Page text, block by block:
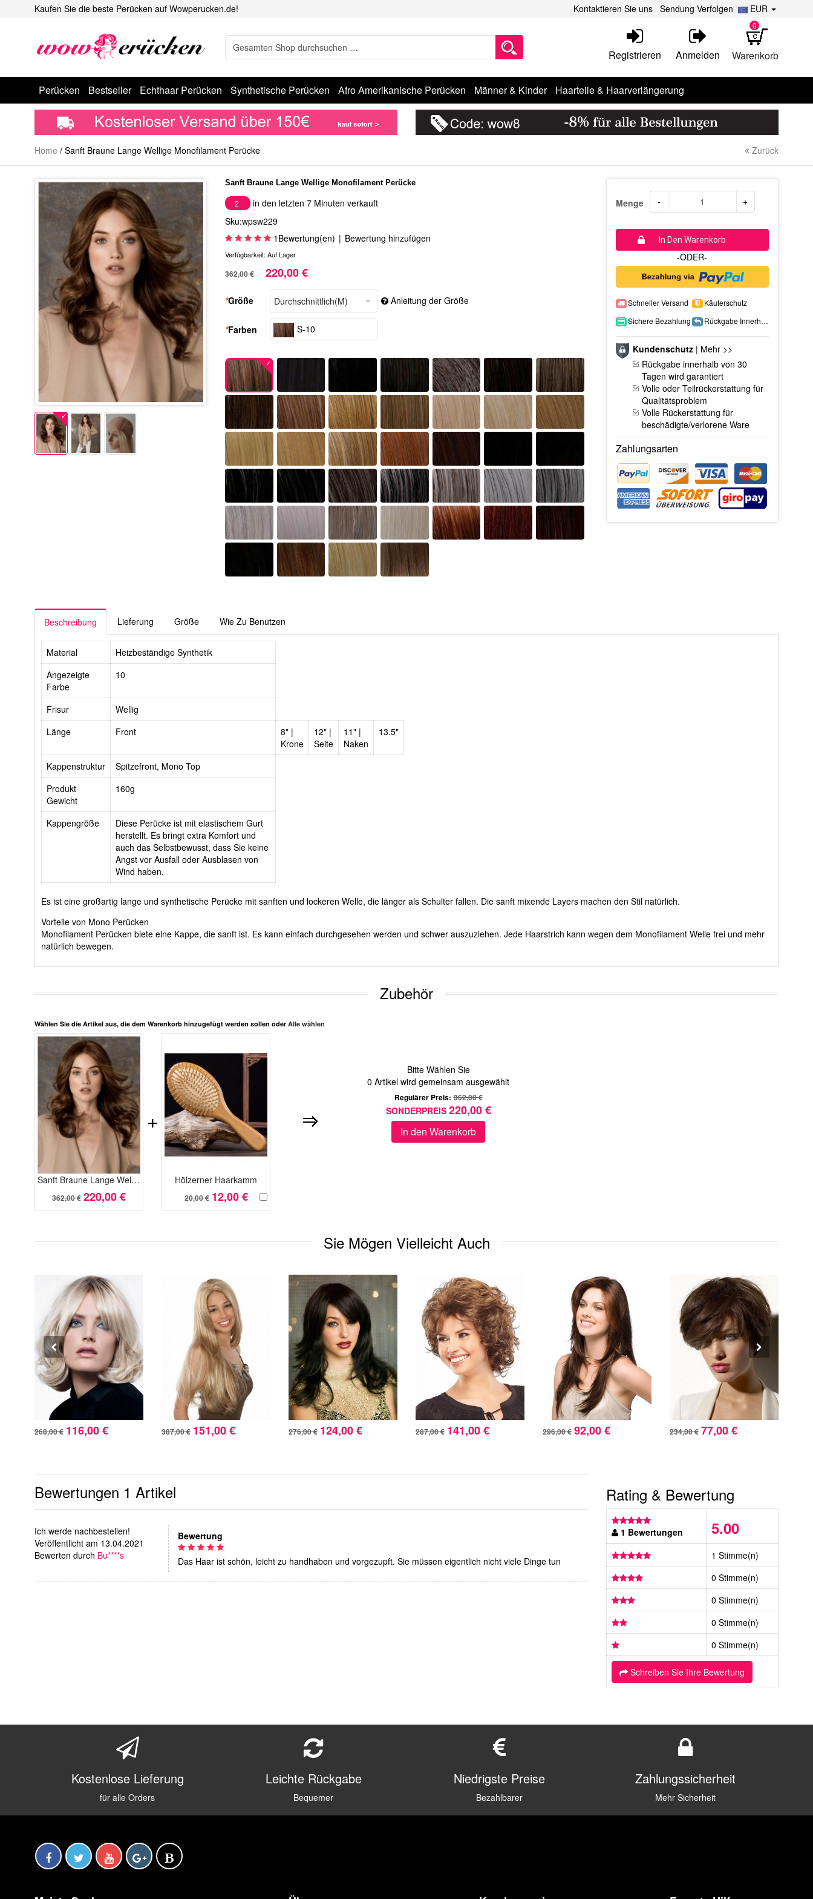
Kaufen Sie die beste Perücken auf Wowperucken.de! EUR
Kontaktieren Sie uns Sendung Verfolgen
Warenkorb
0
Registrieren Anmelden
Perücken Bestseller Echthaar Perücken Synthetische Perücken Afro Amerikanische Perücken Männer & Kinder Haarteile & Haarverlängerung
Home / Sanft Braune Lange Wellige Monofilament Perücke Zurück
Sanft Braune Lange Wellige Monofilament Perücke
2
in den letzten 7 Minuten verkauft
Sku:wpsw229
1 Bewertung(en) | Bewertung hinzufügen
Verfügbarkeit: Auf Lager
362,00 € 220,00 €
*Größe Anleitung der Größe
*Farben S-10
Menge - +
In Den Warenkorb
-ODER-
Schneller Versand
Käuferschutz
Sichere Bezahlung
Rückgabe Innerhalb 15 Tage
Kundenschutz| Mehr >>
Rückgabe innerhalb von 30
Tagen wird garantiert
Volle oder Teilrückerstattung für
Qualitätsproblem
Volle Rückerstattung für
beschädigte/verlorene Ware
Zahlungsarten
Beschreibung Lieferung Größe Wie Zu Benutzen
Material
Heizbeständige Synthetik
Angezeigte
Farbe
10
Frisur
Wellig
Länge
Front
8" |
Krone
12" |
Seite
11" |
Naken
13.5"
Kappenstruktur
Spitzefront, Mono Top
Produkt
Gewicht
160g
Kappengröße
Diese Perücke ist mit elastischem Gurt
herstellt. Es bringt extra Komfort und
auch das Selbstbewusst, dass Sie keine
Angst vor Ausfall oder Ausblasen von
Wind haben.
Es ist eine großartig lange und synthetische Perücke mit sanften und lockeren Welle, die länger als Schulter fallen. Die sanft mixende Layers machen den Stil natürlich.
Vorteile von Mono Perücken
Monofilament Perücken biete eine Kappe, die sanft ist. Es kann einfach durchgesehen werden und schwer auszuziehen. Jede Haarstrich kann wegen dem Monofilament Welle frei und mehr
natürlich bewegen.
Zubehör
Wählen Sie die Artikel aus, die dem Warenkorb hinzugefügt werden sollen oder Alle wählen
Sanft Braune Lange Wellige Monofilament Perücke
362,00 € 220,00 €
Hölzerner Haarkamm
20,00 € 12,00 €
+
Bitte Wählen Sie
0 Artikel wird gemeinsam ausgewählt
Regulärer Preis: 362,00 €
SONDERPREIS 220,00 €
In den Warenkorb
Sie Mögen Vielleicht Auch
268,00 € 116,00 € 387,00 € 151,00 € 276,00 € 124,00 € 287,00 € 141,00 € 296,00 € 92,00 € 234,00 € 77,00 €
Bewertungen 1 Artikel
Ich werde nachbestellen!
Veröffentlicht am 13.04.2021
Bewerten durch Bu****s
Bewertung
Das Haar ist schön, leicht zu handhaben und vorgezupft. Sie müssen eigentlich nicht viele Dinge tun
Rating & Bewertung
1 Bewertungen 5.00
1 Stimme(n)
0 Stimme(n)
0 Stimme(n)
0 Stimme(n)
0 Stimme(n)
Schreiben Sie Ihre Bewertung
Kostenlose Lieferung
für alle Orders
Leichte Rückgabe
Bequemer
Niedrigste Preise
Bezahlbarer
Zahlungssicherheit
Mehr Sicherheit